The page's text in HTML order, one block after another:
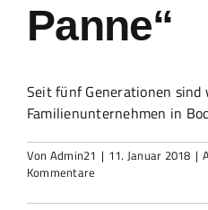
Panne“
Seit fünf Generationen sind
Familienunternehmen in
Von Admin21 | 11. Januar 2018 |
Kommentare